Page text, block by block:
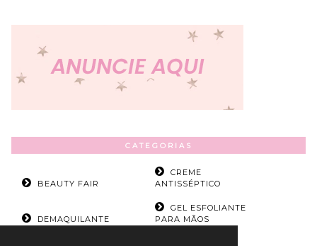
CATEGORIAS
BEAUTY FAIR
CREME
ANTISSÉPTICO
DEMAQUILANTE
GEL ESFOLIANTE
PARA MÃOS